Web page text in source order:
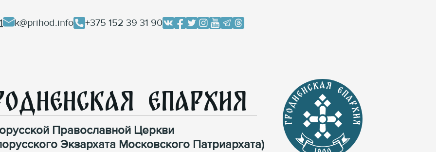
k@prihod.info +375 152 39 31 90
Епархия
Православной Церкви
Экзархата Московского Патриархата)